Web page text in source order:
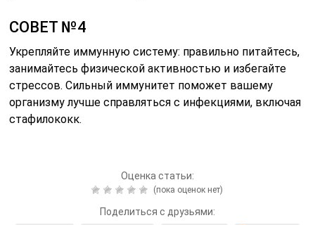
СОВЕТ №4
Укрепляйте иммунную систему: правильно питайтесь,
занимайтесь физической активностью и избегайте
стрессов. Сильный иммунитет поможет вашему
организму лучше справляться с инфекциями, включая
стафилококк.
Оценка статьи:
(пока оценок нет)
Поделиться с друзьями: